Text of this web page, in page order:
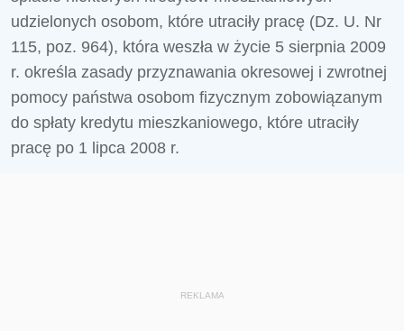
udzielonych osobom, które utraciły pracę (Dz. U. Nr
115, poz. 964), która weszła w życie 5 sierpnia 2009
r. określa zasady przyznawania okresowej i zwrotnej
pomocy państwa osobom fizycznym zobowiązanym
do spłaty kredytu mieszkaniowego, które utraciły
pracę po 1 lipca 2008 r.
REKLAMA